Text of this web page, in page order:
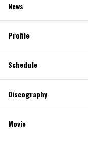
News
Profile
Schedule
Discography
Movie